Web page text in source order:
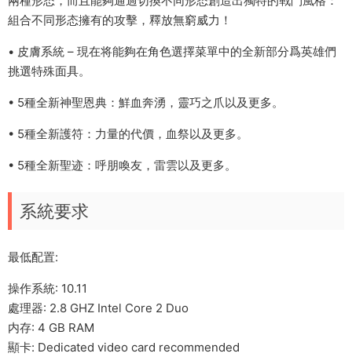
組合不同形态擁有的攻擊，釋放無窮威力！
• 皮膚系統 – 現在将能夠在角色選擇菜單中的全新部分爲英雄們
挑選特殊面具。
• 5種全新神聖恩典：鮮血奔湧，靈巧之爪以及更多。
• 5種全新護符：力量的代價，血祭以及更多。
• 5種全新聖迹：呼朋喚友，雷雲以及更多。
系統要求
最低配置:
操作系統: 10.11
處理器: 2.8 GHZ Intel Core 2 Duo
内存: 4 GB RAM
顯卡: Dedicated video card recommended